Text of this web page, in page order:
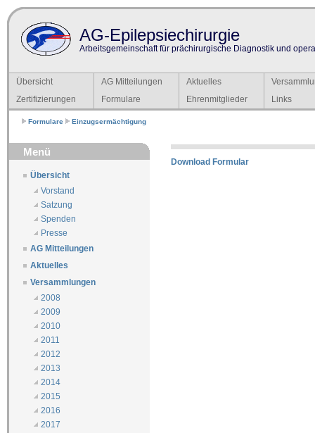
AG-Epilepsiechirurgie
Arbeitsgemeinschaft für prächirurgische Diagnostik und
Übersicht AG Mitteilungen Aktuelles
Zertifizierungen
Formulare Ehrenmitglieder Links
Formulare Einzugsermächtigung
Menü
Übersicht
Vorstand
Satzung
Spenden
Presse
AG Mitteilungen
Aktuelles
Versammlungen
2008
2009
2010
2011
2012
2013
2014
2015
2016
2017
Download Formular